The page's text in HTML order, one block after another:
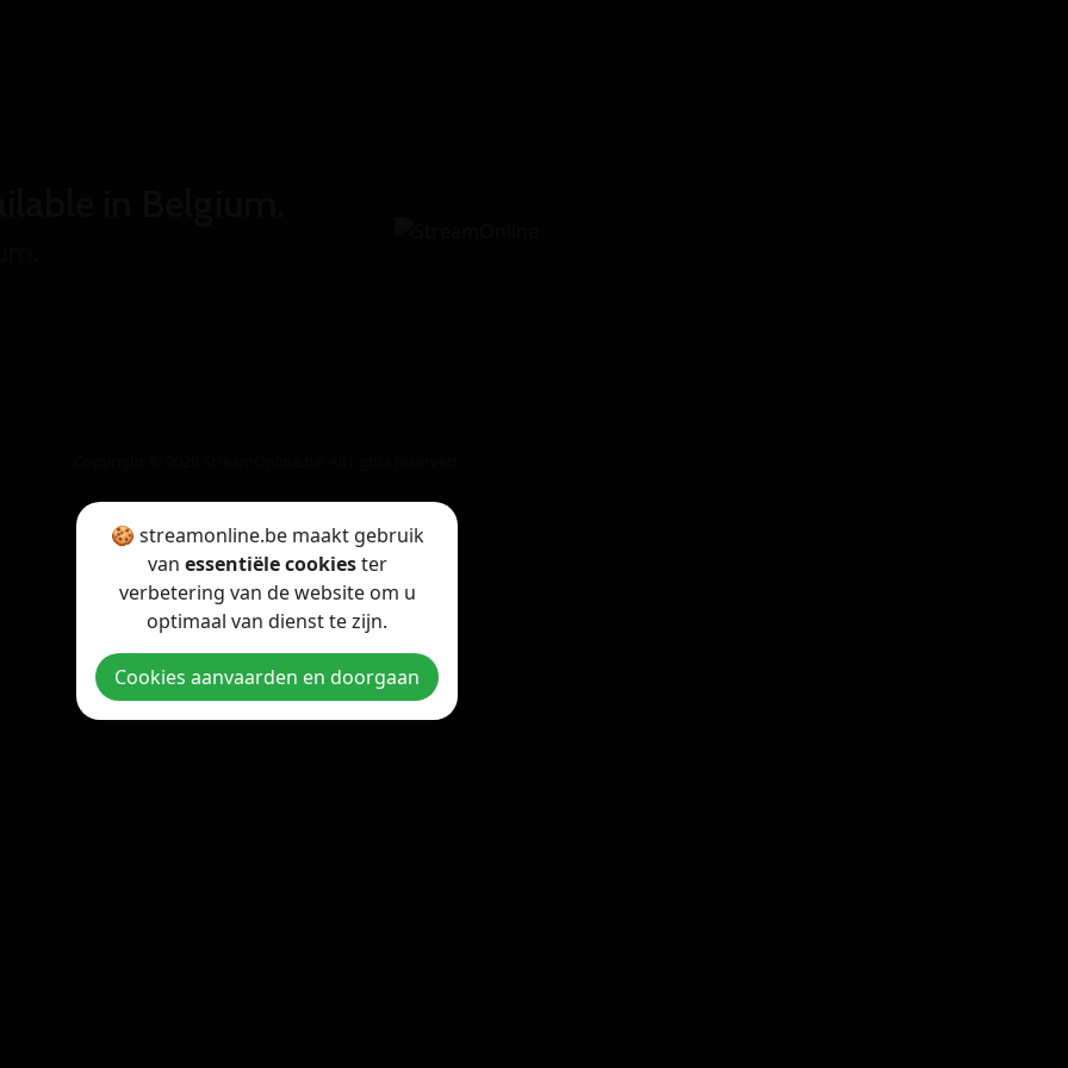
🍪 streamonline.be maakt gebruik
van essentiële cookiester
verbetering van de website om u
optimaal van dienst te zijn.
Cookies aanvaarden en doorgaan